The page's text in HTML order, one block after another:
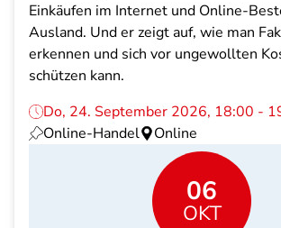
Einkäufen im Internet und Online-
Ausland. Und er zeigt auf, wie man
erkennen und sich vor ungewollten
schützen kann.
Do, 24. September 2026, 18:00 -
Online-Handel
Online
06
OKT